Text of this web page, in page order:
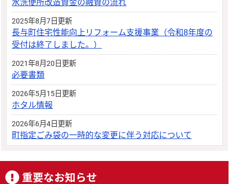
水洗便所改造資金の融資の流れ
2025年8月7日更新
長与町住宅性能向上リフォーム支援事業（令和8年度の
受付は終了しました。）
2021年8月20日更新
必要書類
2026年5月15日更新
ホタル情報
2026年6月4日更新
町指定ごみ袋の一時的な変更に伴う対応について
重要なお知らせ